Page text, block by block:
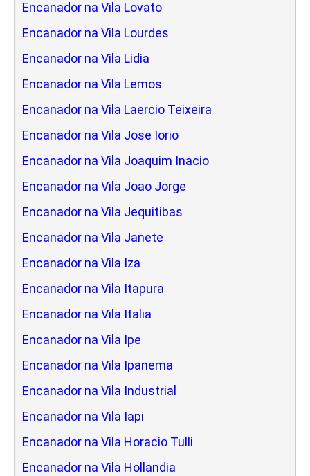
Encanador na Vila Lovato
Encanador na Vila Lourdes
Encanador na Vila Lidia
Encanador na Vila Lemos
Encanador na Vila Laercio Teixeira
Encanador na Vila Jose Iorio
Encanador na Vila Joaquim Inacio
Encanador na Vila Joao Jorge
Encanador na Vila Jequitibas
Encanador na Vila Janete
Encanador na Vila Iza
Encanador na Vila Itapura
Encanador na Vila Italia
Encanador na Vila Ipe
Encanador na Vila Ipanema
Encanador na Vila Industrial
Encanador na Vila Iapi
Encanador na Vila Horacio Tulli
Encanador na Vila Hollandia